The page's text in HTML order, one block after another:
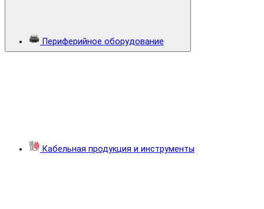
Периферийное оборудование
Кабельная продукция и инструменты